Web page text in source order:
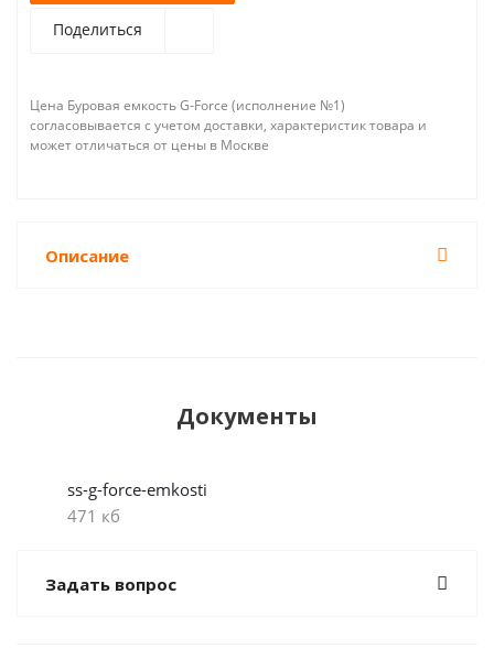
Поделиться
Цена Буровая емкость G-Force (исполнение №1)
согласовывается с учетом доставки, характеристик товара и
может отличаться от цены в Москве
Описание
Документы
ss-g-force-emkosti
471 кб
Задать вопрос